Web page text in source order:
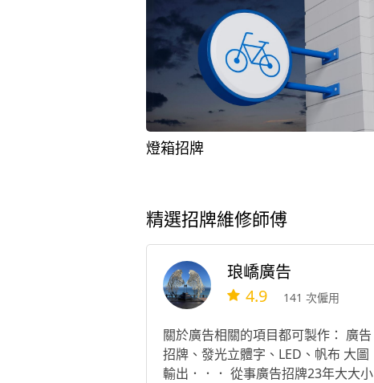
燈箱招牌
精選招牌維修師傅
琅嶠廣告
4.9 141 次僱用
關於廣告相關的項目都可製作： 廣告
招牌、發光立體字、LED、帆布 大圖
輸出．．． 從事廣告招牌23年大大小